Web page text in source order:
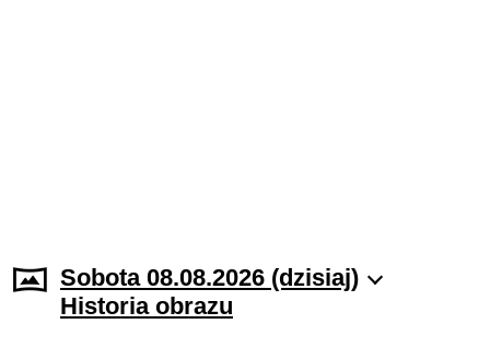
Sobota 08.08.2026 (dzisiaj)
Historia obrazu